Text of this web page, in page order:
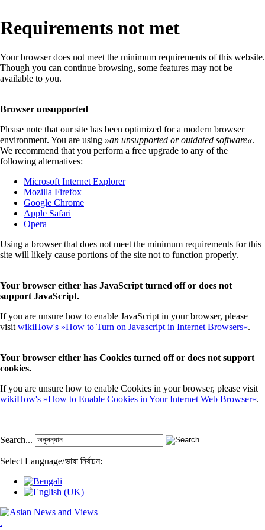
Requirements not met
Your browser does not meet the minimum requirements of this website.
Though you can continue browsing, some features may not be
available to you.
Browser unsupported
Please note that our site has been optimized for a modern browser
environment. You are using »an unsupported or outdated software«.
We recommend that you perform a free upgrade to any of the
following alternatives:
Microsoft Internet Explorer
Mozilla Firefox
Google Chrome
Apple Safari
Opera
Using a browser that does not meet the minimum requirements for this
site will likely cause portions of the site not to function properly.
Your browser either has JavaScript turned off or does not
support JavaScript.
If you are unsure how to enable JavaScript in your browser, please
visit wikiHow's »How to Turn on Javascript in Internet Browsers«.
Your browser either has Cookies turned off or does not support
cookies.
If you are unsure how to enable Cookies in your browser, please visit
wikiHow's »How to Enable Cookies in Your Internet Web Browser«.
Search...
Select Language/ভাষা নির্বাচন:
.